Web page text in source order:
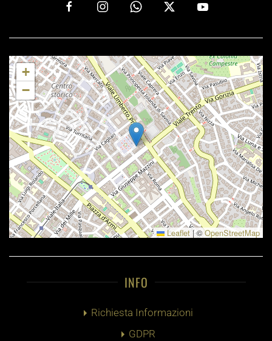
+
−
Leaflet |©OpenStreetMap
INFO
Richiesta Informazioni
GDPR